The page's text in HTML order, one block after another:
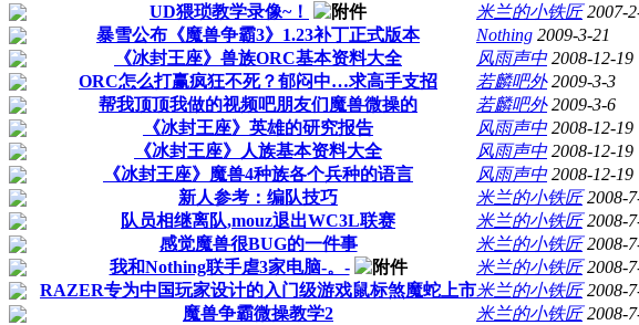
UD猥琐教学录像~！
米兰的小铁匠 2007-
暴雪公布《魔兽争霸3》1.23补丁正式版本
Nothing 2009-3-21
《冰封王座》兽族ORC基本资料大全
风雨声中 2008-12-19
ORC怎么打赢疯狂不死？郁闷中…求高手支招
若麟吧外 2009-3-3
帮我顶顶我做的视频吧朋友们魔兽微操的
若麟吧外 2009-3-6
《冰封王座》英雄的研究报告
风雨声中 2008-12-19
《冰封王座》人族基本资料大全
风雨声中 2008-12-19
《冰封王座》魔兽4种族各个兵种的语言
风雨声中 2008-12-19
新人参考：编队技巧
米兰的小铁匠 2008-
队员相继离队,mouz退出WC3L联赛
米兰的小铁匠 2008-
感觉魔兽很BUG的一件事
米兰的小铁匠 2008-
我和Nothing联手虐3家电脑-。-
米兰的小铁匠 2008-
RAZER专为中国玩家设计的入门级游戏鼠标煞魔蛇上市米兰的小铁匠 2008-
魔兽争霸微操教学2
米兰的小铁匠 2008-